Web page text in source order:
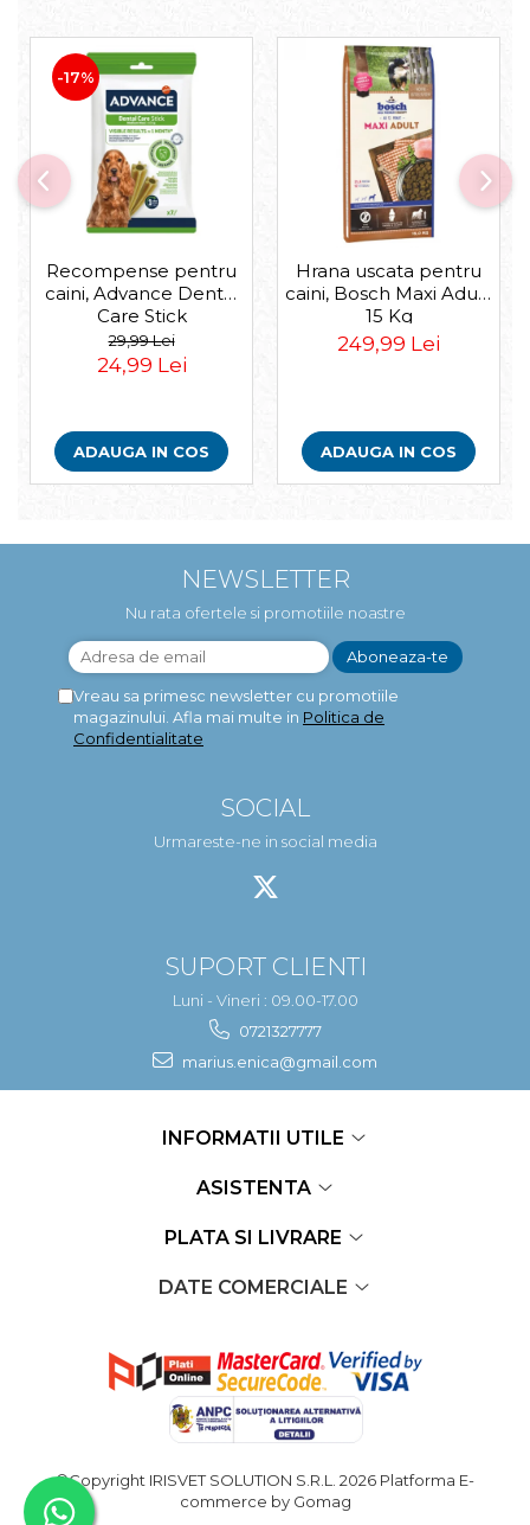
-17%
Recompense pentru
caini, Advance Dental
Care Stick
Medium/Maxi, 180g
29,99 Lei
24,99 Lei
ADAUGA IN COS
Hrana uscata pentru
caini, Bosch Maxi Adult,
15 Kg
249,99 Lei
ADAUGA IN COS
NEWSLETTER
Nu rata ofertele si promotiile noastre
Vreau sa primesc newsletter cu promotiile
magazinului. Afla mai multe in Politica de
Confidentialitate
SOCIAL
Urmareste-ne in social media
SUPORT CLIENTI
Luni - Vineri : 09.00-17.00
0721327777
marius.enica@gmail.com
INFORMATII UTILE
ASISTENTA
PLATA SI LIVRARE
DATE COMERCIALE
©Copyright IRISVET SOLUTION S.R.L. 2026 Platforma E-
commerce by Gomag